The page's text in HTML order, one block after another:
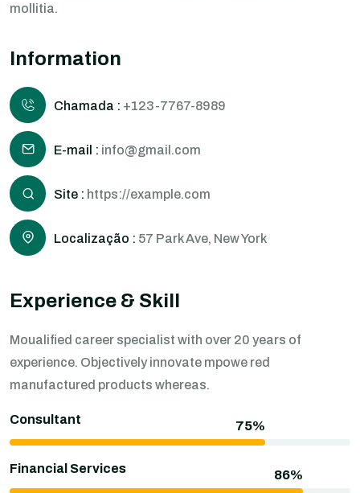
mollitia.
Information
Chamada : +123-7767-8989
E-mail : info@gmail.com
Site : https://example.com
Localização : 57 Park Ave, New York
Experience & Skill
Moualified career specialist with over 20 years of
experience. Objectively innovate mpowe red
manufactured products whereas.
Consultant
Financial Services